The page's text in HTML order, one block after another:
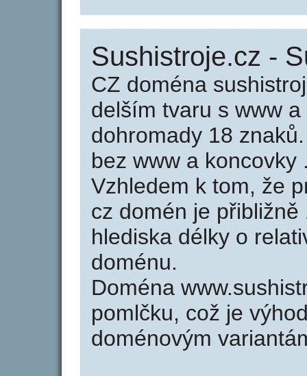
Sushistroje.cz -
CZ doména
delším tvaru s www
dohromady 18
bez www a koncovky
Vzhledem k tom, že
cz domén je
hlediska délky o
doménu.
Doména
pomlčku, což je
doménovým